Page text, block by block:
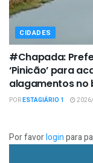
CIDADES
#Chapada:
‘Pinicão’ para
alagamentos no
PORESTAGIÁRIO 1
Por favorloginpara